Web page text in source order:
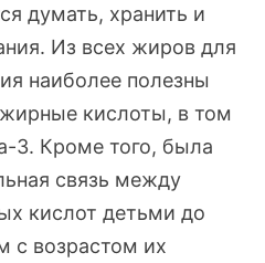
думать, хранить и
Из всех жиров для
наиболее полезны
кислоты, в том
3. Кроме того, была
связь между
кислот детьми до
с возрастом их